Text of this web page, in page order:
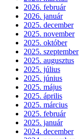
2026. február
2026. január
2025. december
2025. november
2025. október
2025. szeptember
2025. augusztus
2025. július
2025. június
2025. május
2025. április
2025. március
2025. február
2025. január
2024. december